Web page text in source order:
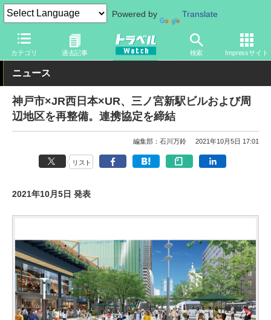
Powered by Translate
カテゴリ 過去記事 検索 Impressサイト
トラベル Watch 地域 国内旅行 近畿
ニュース
神戸市×JR西日本×UR、三ノ宮新駅ビルおよび周
辺地区を再整備。連携協定を締結
編集部：石川万鈴 2021年10月5日 17:01
リスト
2021年10月5日 発表